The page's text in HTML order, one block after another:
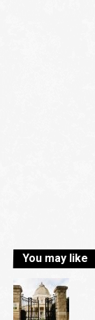
You may like